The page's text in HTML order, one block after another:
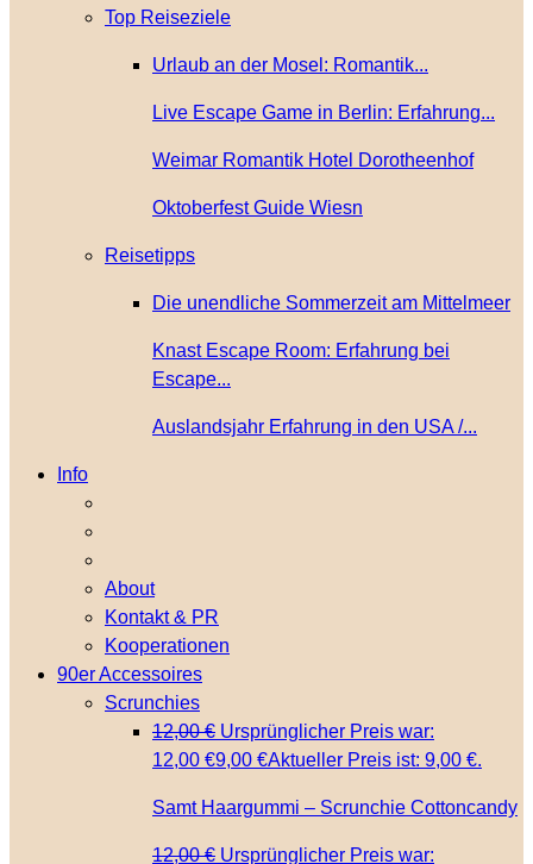
Top Reiseziele
Urlaub an der Mosel: Romantik...
Live Escape Game in Berlin: Erfahrung...
Weimar Romantik Hotel Dorotheenhof
Oktoberfest Guide Wiesn
Reisetipps
Die unendliche Sommerzeit am Mittelmeer
Knast Escape Room: Erfahrung bei
Escape...
Auslandsjahr Erfahrung in den USA /...
Info
About
Kontakt & PR
Kooperationen
90er Accessoires
Scrunchies
12,00€ Ursprünglicher Preis war:
12,00 €9,00 €Aktueller Preis ist: 9,00 €.
Samt Haargummi – Scrunchie Cottoncandy
12,00€ Ursprünglicher Preis war: